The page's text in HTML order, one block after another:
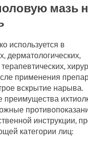
мазь
используется в
дерматологических,
применения
вскрытие нарыва.
преимущества
инструкции,
категории лиц: